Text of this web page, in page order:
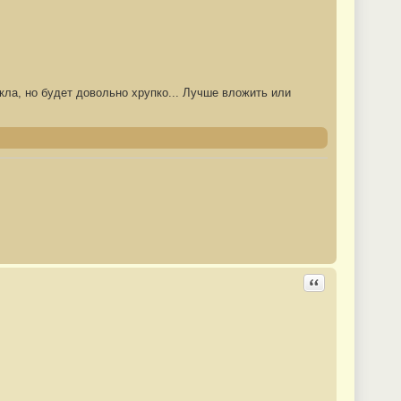
но будет довольно хрупко... Лучше вложить или
Ответить с